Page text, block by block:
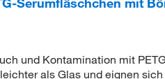
und Kontamination mit
als Glas und eignen